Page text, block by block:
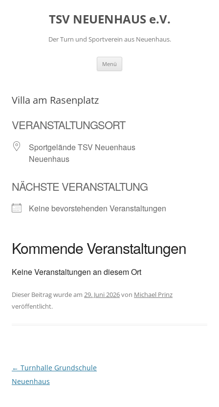
TSV NEUENHAUS e.V.
Der Turn und Sportverein aus Neuenhaus.
Menü
Villa am Rasenplatz
VERANSTALTUNGSORT
Sportgelände TSV Neuenhaus
Neuenhaus
NÄCHSTE VERANSTALTUNG
Keine bevorstehenden Veranstaltungen
Kommende Veranstaltungen
Keine Veranstaltungen an diesem Ort
Dieser Beitrag wurde am 29. Juni 2026von Michael Prinz
veröffentlicht.
Beitragsnavigation
← Turnhalle Grundschule
Neuenhaus